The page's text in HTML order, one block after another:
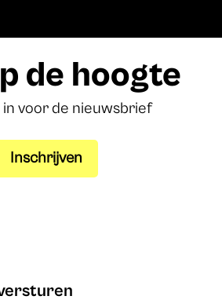
de hoogte
voor de nieuwsbrief
Inschrijven